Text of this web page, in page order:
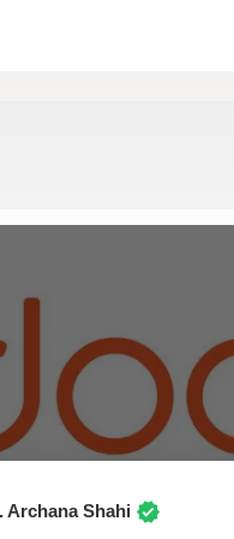
Archana Shahi